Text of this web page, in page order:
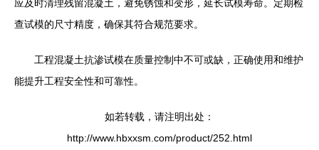
应及时清理残留混凝土，避免锈蚀和变形，延长试模寿命。定期检
查试模的尺寸精度，确保其符合规范要求。
工程混凝土抗渗试模在质量控制中不可或缺，正确使用和维护
能提升工程安全性和可靠性。
如若转载，请注明出处：
http://www.hbxxsm.com/product/252.html